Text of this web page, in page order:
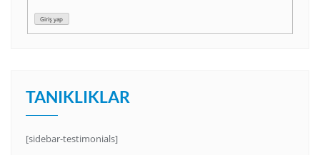
Giriş yap
TANIKLIKLAR
[sidebar-testimonials]